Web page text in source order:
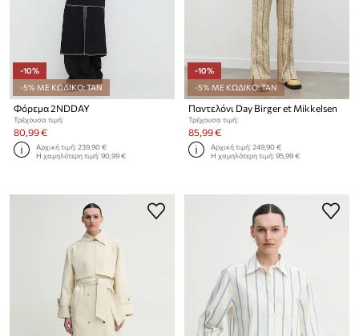
-10%
-5% ΜΕ ΚΩΔΙΚΟ: TAN
Φόρεμα 2NDDAY
Τρέχουσα τιμή:
80,99 €
Αρχική τιμή:239,90 €
Η χαμηλότερη τιμή:90,99 €
-10%
-5% ΜΕ ΚΩΔΙΚΟ: TAN
Παντελόνι Day Birger et Mikkelsen
Τρέχουσα τιμή:
85,99 €
Αρχική τιμή:249,90 €
Η χαμηλότερη τιμή:95,99 €